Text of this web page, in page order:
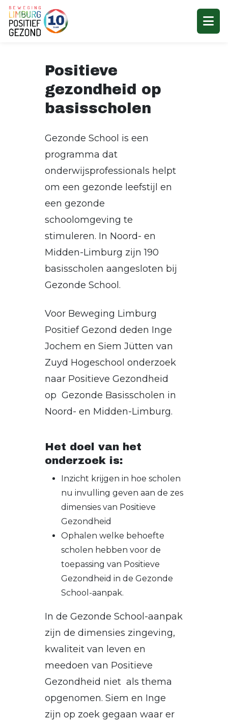
Positieve
gezondheid op
basisscholen
Gezonde School is een
programma dat
onderwijsprofessionals helpt
om een gezonde leefstijl en
een gezonde
schoolomgeving te
stimuleren. In Noord- en
Midden-Limburg zijn 190
basisscholen aangesloten bij
Gezonde School.
Voor Beweging Limburg
Positief Gezond deden Inge
Jochem en Siem Jütten van
Zuyd Hogeschool onderzoek
naar Positieve Gezondheid
op Gezonde Basisscholen in
Noord- en Midden-Limburg.
Het doel van het
onderzoek is:
Inzicht krijgen in hoe scholen
nu invulling geven aan de zes
dimensies van Positieve
Gezondheid
Ophalen welke behoefte
scholen hebben voor de
toepassing van Positieve
Gezondheid in de Gezonde
School-aanpak.
In de Gezonde School-aanpak
zijn de dimensies zingeving,
kwaliteit van leven en
meedoen van Positieve
Gezondheid niet als thema
opgenomen. Siem en Inge
zijn op zoek gegaan waar er